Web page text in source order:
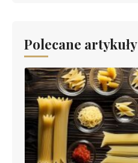
Polecane artykuły